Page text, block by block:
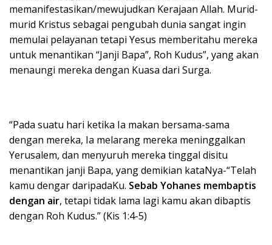
memanifestasikan/mewujudkan Kerajaan Allah. Murid-
murid Kristus sebagai pengubah dunia sangat ingin
memulai pelayanan tetapi Yesus memberitahu mereka
untuk menantikan “Janji Bapa”, Roh Kudus”, yang akan
menaungi mereka dengan Kuasa dari Surga.
“Pada suatu hari ketika Ia makan bersama-sama
dengan mereka, Ia melarang mereka meninggalkan
Yerusalem, dan menyuruh mereka tinggal disitu
menantikan janji Bapa, yang demikian kataNya-“Telah
kamu dengar daripadaKu. Sebab Yohanes membaptis
dengan air, tetapi tidak lama lagi kamu akan dibaptis
dengan Roh Kudus.” (Kis 1:4-5)